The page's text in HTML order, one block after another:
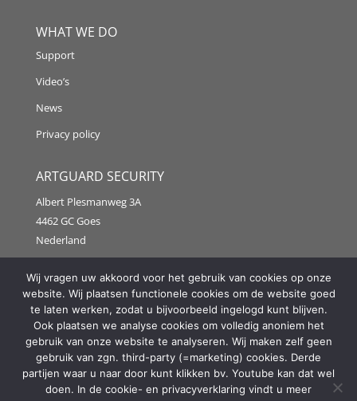
WHAT WE DO
Support
Video’s
News
Privacy policy
ARTGUARD SECURITY
Albert Plesmanweg 3A
4462 GC Goes
Nederland
Tel: +31 (0) 113 313151
E-mail:info@artguardsecurity.eu
Copyright @2021 Artguard Security | Made in cooperation
with2FIT
Wij vragen uw akkoord voor het gebruik van cookies op onze
website. Wij plaatsen functionele cookies om de website goed
te laten werken, zodat u bijvoorbeeld ingelogd kunt blijven.
Ook plaatsen we analyse cookies om volledig anoniem het
gebruik van onze website te analyseren. Wij maken zelf geen
gebruik van zgn. third-party (=marketing) cookies. Derde
partijen waar u naar door kunt klikken bv. Youtube kan dat wel
doen. In de cookie- en privacyverklaring vindt u meer